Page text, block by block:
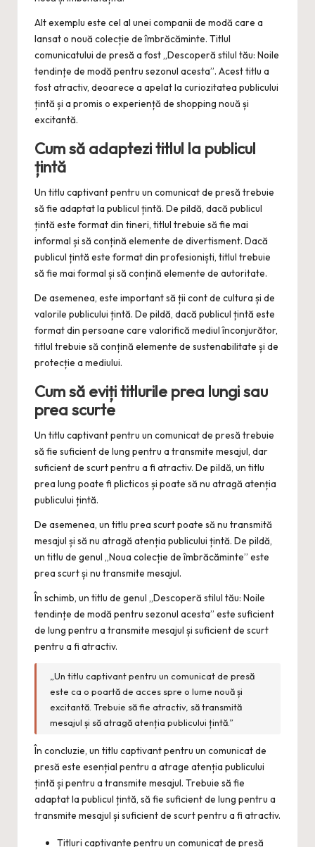
Alt exemplu este cel al unei companii de modă care a
lansat o nouă colecție de îmbrăcăminte. Titlul
comunicatului de presă a fost „Descoperă stilul tău: Noile
tendințe de modă pentru sezonul acesta”. Acest titlu a
fost atractiv, deoarece a apelat la curiozitatea publicului
țintă și a promis o experiență de shopping nouă și
excitantă.
Cum să adaptezi titlul la publicul
țintă
Un titlu captivant pentru un comunicat de presă trebuie
să fie adaptat la publicul țintă. De pildă, dacă publicul
țintă este format din tineri, titlul trebuie să fie mai
informal și să conțină elemente de divertisment. Dacă
publicul țintă este format din profesioniști, titlul trebuie
să fie mai formal și să conțină elemente de autoritate.
De asemenea, este important să ții cont de cultura și de
valorile publicului țintă. De pildă, dacă publicul țintă este
format din persoane care valorifică mediul înconjurător,
titlul trebuie să conțină elemente de sustenabilitate și de
protecție a mediului.
Cum să eviți titlurile prea lungi sau
prea scurte
Un titlu captivant pentru un comunicat de presă trebuie
să fie suficient de lung pentru a transmite mesajul, dar
suficient de scurt pentru a fi atractiv. De pildă, un titlu
prea lung poate fi plicticos și poate să nu atragă atenția
publicului țintă.
De asemenea, un titlu prea scurt poate să nu transmită
mesajul și să nu atragă atenția publicului țintă. De pildă,
un titlu de genul „Noua colecție de îmbrăcăminte” este
prea scurt și nu transmite mesajul.
În schimb, un titlu de genul „Descoperă stilul tău: Noile
tendințe de modă pentru sezonul acesta” este suficient
de lung pentru a transmite mesajul și suficient de scurt
pentru a fi atractiv.
„Un titlu captivant pentru un comunicat de presă
este ca o poartă de acces spre o lume nouă și
excitantă. Trebuie să fie atractiv, să transmită
mesajul și să atragă atenția publicului țintă.”
În concluzie, un titlu captivant pentru un comunicat de
presă este esențial pentru a atrage atenția publicului
țintă și pentru a transmite mesajul. Trebuie să fie
adaptat la publicul țintă, să fie suficient de lung pentru a
transmite mesajul și suficient de scurt pentru a fi atractiv.
Titluri captivante pentru un comunicat de presă